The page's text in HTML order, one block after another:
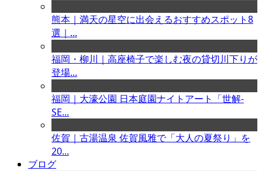
熊本｜満天の星空に出会えるおすすめスポット8
選｜...
福岡・柳川｜高座椅子で楽しむ夜の貸切川下りが
登場...
福岡｜大濠公園 日本庭園ナイトアート「世解-
SE...
佐賀｜古湯温泉 佐賀風雅で「大人の夏祭り」を
20...
ブログ